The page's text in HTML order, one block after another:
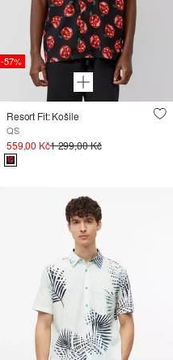
-57%
Resort Fit: Košile
QS
559,00 Kč1 299,00 Kč